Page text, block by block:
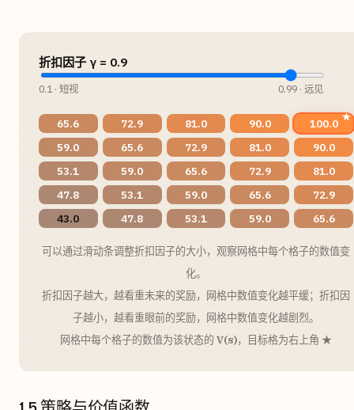
折扣因子 γ = 0.9
0.1 · 短视 0.99 · 远见
65.6 72.9 81.0 90.0
100.0
59.0
65.6 72.9 81.0
90.0
53.1
59.0 65.6 72.9
81.0
47.8
53.1 59.0 65.6
72.9
43.0
47.8 53.1 59.0 65.6
可以通过滑动条调整折扣因子的大小，观察网格中每个格子的数值变
化。
折扣因子越大，越看重未来的奖励，网格中数值变化越平缓；折扣因
子越小，越看重眼前的奖励，网格中数值变化越剧烈。
网格中每个格子的数值为该状态的 V(s)，目标格为右上角 ★